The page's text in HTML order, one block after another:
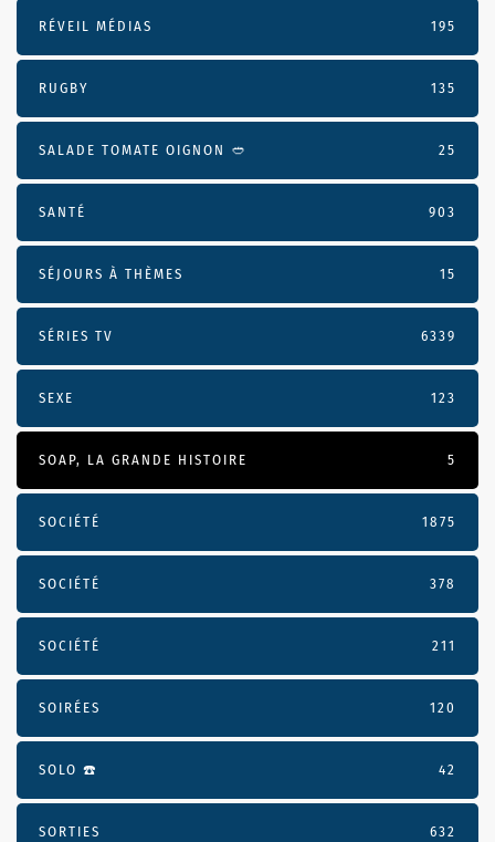
RÉVEIL MÉDIAS 195
RUGBY 135
SALADE TOMATE OIGNON 🥙 25
SANTÉ 903
SÉJOURS À THÈMES 15
SÉRIES TV 6339
SEXE 123
SOAP, LA GRANDE HISTOIRE 5
SOCIÉTÉ 1875
SOCIÉTÉ 378
SOCIÉTÉ 211
SOIRÉES 120
SOLO ☎️ 42
SORTIES 632